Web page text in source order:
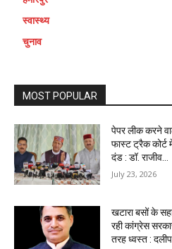
स्वास्थ्य
चुनाव
MOST POPULAR
पेपर लीक करने
फास्ट ट्रैक कोर्ट
दंड : डॉ. राजीव...
July 23, 2026
खटारा बसों के
रही कांग्रेस
तरह ध्वस्त :